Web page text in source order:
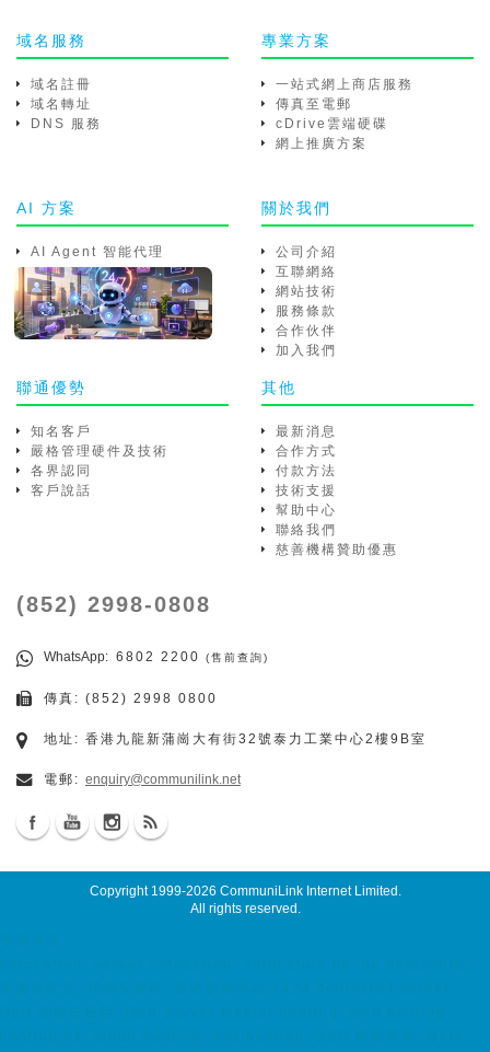
域名服務
域名註冊
域名轉址
DNS 服務
專業方案
一站式網上商店服務
傳真至電郵
cDrive雲端硬碟
網上推廣方案
AI 方案
AI Agent 智能代理
關於我們
公司介紹
互聯網絡
網站技術
服務條款
合作伙伴
加入我們
聯通優勢
知名客戶
嚴格管理硬件及技術
各界認同
客戶說話
其他
最新消息
合作方式
付款方法
技術支援
幫助中心
聯絡我們
慈善機構贊助優惠
(852) 2998-0808
WhatsApp: 6802 2200 (售前查詢)
傳真: (852) 2998 0800
地址: 香港九龍新蒲崗大有街32號泰力工業中心2樓9B室
電郵: enquiry@communilink.net
Copyright 1999-2026 CommuniLink Internet Limited .
All rights reserved.